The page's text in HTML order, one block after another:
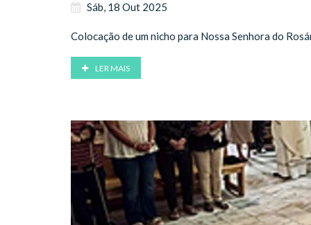
Sáb, 18 Out 2025
Colocação de um nicho para Nossa Senhora do
LER MAIS